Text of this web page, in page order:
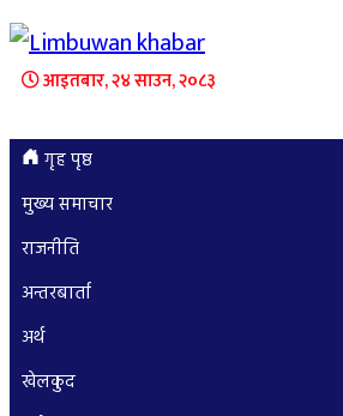
आइतबार, २४ साउन, २०८३
गृह पृष्ठ
मुख्य समाचार
राजनीति
अन्तरबार्ता
अर्थ
खेलकुद